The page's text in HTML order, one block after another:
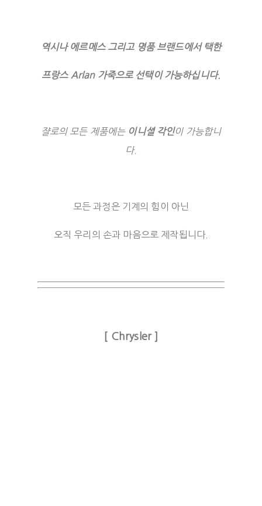
역시나 에르메스 그리고 명품 브랜드에서 택한
프랑스 Arlan 가죽으로 선택이 가능하십니다.
쟐로의 모든 제품에는 이니셜 각인이 가능합니
다.
모든 과정은 기계의 힘이 아닌
오직 우리의 손과 마음으로 제작됩니다.
[ Chrysler ]